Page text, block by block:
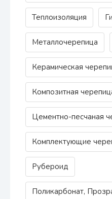
Теплоизоляция
Металлочерепица
Керамическая
Композитная
Цементно-песчаная
Комплектующие
Рубероид
Поликарбонат,